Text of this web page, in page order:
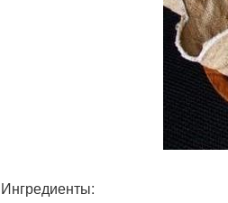
Ингредиенты: